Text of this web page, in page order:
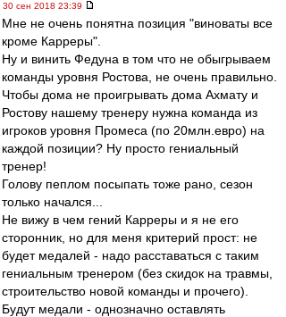
30 сен 2018 23:39
Мне не очень понятна позиция "виноваты все
кроме Карреры".
Ну и винить Федуна в том что не обыгрываем
команды уровня Ростова, не очень правильно.
Чтобы дома не проигрывать дома Ахмату и
Ростову нашему тренеру нужна команда из
игроков уровня Промеса (по 20млн.евро) на
каждой позиции? Ну просто гениальный
тренер!
Голову пеплом посыпать тоже рано, сезон
только начался...
Не вижу в чем гений Карреры и я не его
сторонник, но для меня критерий прост: не
будет медалей - надо расставаться с таким
гениальным тренером (без скидок на травмы,
строительство новой команды и прочего).
Будут медали - однозначно оставлять